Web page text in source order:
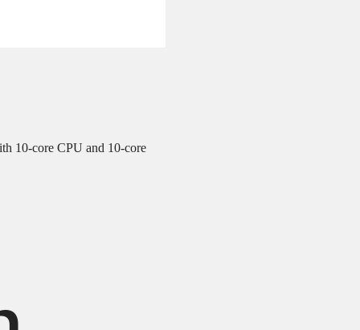
10‑core CPU and 10‑core